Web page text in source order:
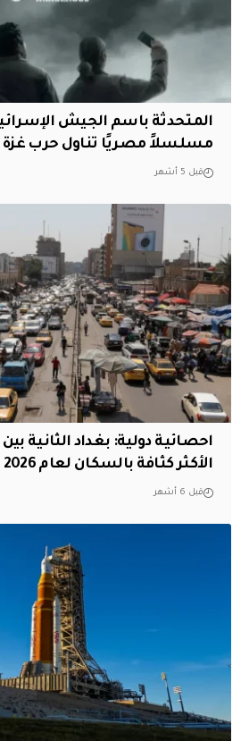
المتحدثة باسم الجيش
مسلسلاً مصريًا تناول حرب غزة
قبل 5 أشهر
احصائية دولية: بغداد الثانية
الأكثر كثافة بالسكان لعام 2026
قبل 6 أشهر